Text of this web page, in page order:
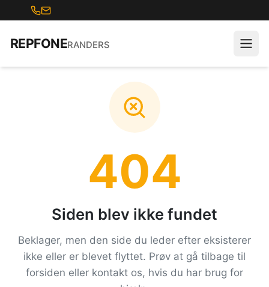
REPFONERANDERS
404
Siden blev ikke fundet
Beklager, men den side du leder efter eksisterer
ikke eller er blevet flyttet. Prøv at gå tilbage til
forsiden eller kontakt os, hvis du har brug for